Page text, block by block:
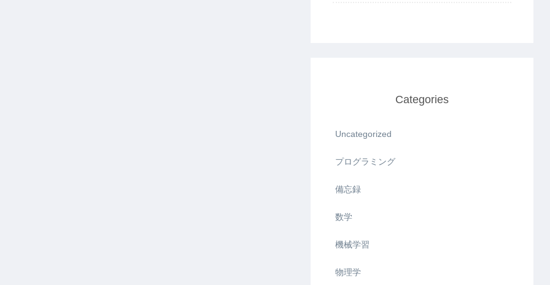
Categories
Uncategorized
プログラミング
備忘録
数学
機械学習
物理学